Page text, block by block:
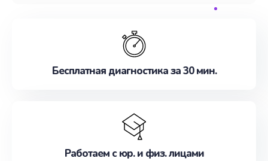
наилучшим образом. Не медлите записаться на
Бесплатная диагностика за 30 мин.
Работаем с юр. и физ. лицами